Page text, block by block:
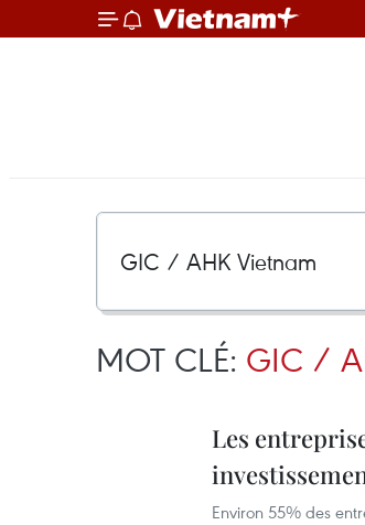
MOT CLÉ: GIC /
Les
Environ 55% des